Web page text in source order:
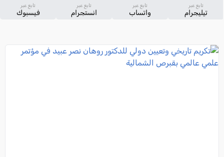
تابع عبر
تيليجرام
تابع عبر
واتساب
تابع عبر
انستجرام
تابع عبر
فيسبوك